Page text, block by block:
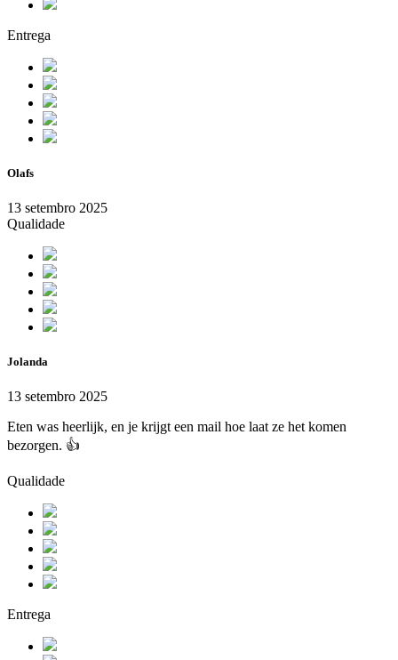
Entrega
Olafs
13 setembro 2025
Qualidade
Jolanda
13 setembro 2025
Eten was heerlijk, en je krijgt een mail hoe laat ze het komen
bezorgen. 👍
Qualidade
Entrega